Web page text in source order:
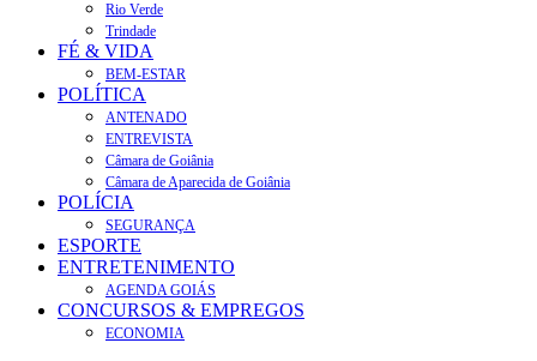
Rio Verde
Trindade
FÉ & VIDA
BEM-ESTAR
POLÍTICA
ANTENADO
ENTREVISTA
Câmara de Goiânia
Câmara de Aparecida de Goiânia
POLÍCIA
SEGURANÇA
ESPORTE
ENTRETENIMENTO
AGENDA GOIÁS
CONCURSOS & EMPREGOS
ECONOMIA